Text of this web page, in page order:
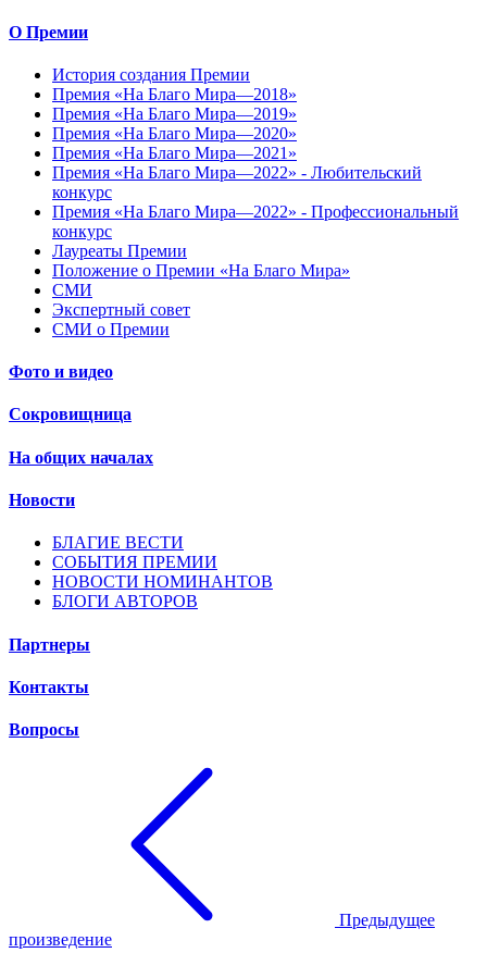
О Премии
История создания Премии
Премия «На Благо Мира—2018»
Премия «На Благо Мира—2019»
Премия «На Благо Мира—2020»
Премия «На Благо Мира—2021»
Премия «На Благо Мира—2022» - Любительский
конкурс
Премия «На Благо Мира—2022» - Профессиональный
конкурс
Лауреаты Премии
Положение о Премии «На Благо Мира»
СМИ
Экспертный совет
СМИ о Премии
Фото и видео
Сокровищница
На общих началах
Новости
БЛАГИЕ ВЕСТИ
СОБЫТИЯ ПРЕМИИ
НОВОСТИ НОМИНАНТОВ
БЛОГИ АВТОРОВ
Партнеры
Контакты
Вопросы
Предыдущее
произведение